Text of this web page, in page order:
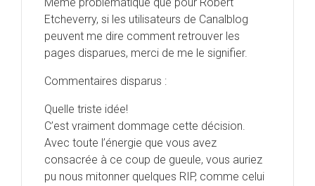
Même problèmatique que pour Robert
Etcheverry, si les utilisateurs de Canalblog
peuvent me dire comment retrouver les
pages disparues, merci de me le signifier.
Commentaires disparus :
Quelle triste idée!
C’est vraiment dommage cette décision.
Avec toute l’énergie que vous avez
consacrée à ce coup de gueule, vous auriez
pu nous mitonner quelques RIP, comme celui